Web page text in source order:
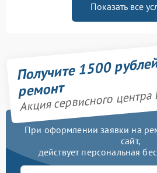
Показать все
Получите 1500
ремонт
Акция сервисного
При оформлении заявки на
сайт,
действует персональная